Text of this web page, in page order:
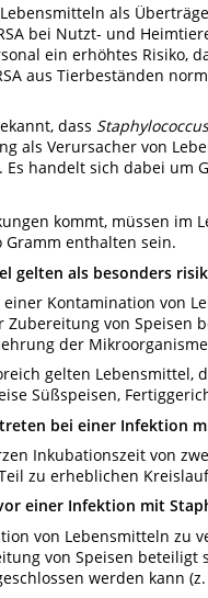
als
bei Nutzt- und
ein erhöhtes Risiko,
aus Tierbeständen
dass
als Verursacher von
Es handelt sich dabei
kommt, müssen im
Gramm enthalten sein.
gelten als besonders
einer Kontamination von
Zubereitung von Speisen
der
gelten
Süßspeisen,
bei einer Infektion
Inkubationszeit von
zu erheblichen
einer Infektion mit
von Lebensmitteln zu
von Speisen beteiligt
werden kann